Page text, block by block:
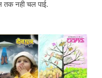
तक नही चल पाई.